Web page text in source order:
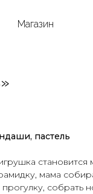
Магазин
пастель
мама
прогулку,